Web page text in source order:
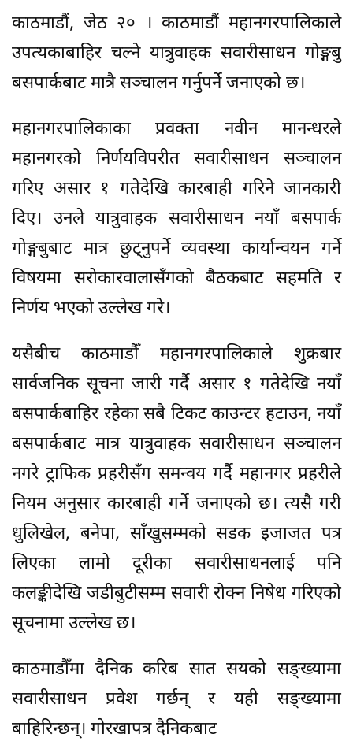
काठमाडौं, जेठ २० । काठमाडौं महानगरपालिकाले
उपत्यकाबाहिर चल्ने यात्रुवाहक सवारीसाधन गोङ्गबु
बसपार्कबाट मात्रै सञ्चालन गर्नुपर्ने जनाएको छ।
महानगरपालिकाका प्रवक्ता नवीन मानन्धरले
महानगरको निर्णयविपरीत सवारीसाधन सञ्चालन
गरिए असार १ गतेदेखि कारबाही गरिने जानकारी
दिए। उनले यात्रुवाहक सवारीसाधन नयाँ बसपार्क
गोङ्गबुबाट मात्र छुट्नुपर्ने व्यवस्था कार्यान्वयन गर्ने
विषयमा सरोकारवालासँगको बैठकबाट सहमति र
निर्णय भएको उल्लेख गरे।
यसैबीच काठमाडौँ महानगरपालिकाले शुक्रबार
सार्वजनिक सूचना जारी गर्दै असार १ गतेदेखि नयाँ
बसपार्कबाहिर रहेका सबै टिकट काउन्टर हटाउन, नयाँ
बसपार्कबाट मात्र यात्रुवाहक सवारीसाधन सञ्चालन
नगरे ट्राफिक प्रहरीसँग समन्वय गर्दै महानगर प्रहरीले
नियम अनुसार कारबाही गर्ने जनाएको छ। त्यसै गरी
धुलिखेल, बनेपा, साँखुसम्मको सडक इजाजत पत्र
लिएका लामो दूरीका सवारीसाधनलाई पनि
कलङ्कीदेखि जडीबुटीसम्म सवारी रोक्न निषेध गरिएको
सूचनामा उल्लेख छ।
काठमाडौँमा दैनिक करिब सात सयको सङ्ख्यामा
सवारीसाधन प्रवेश गर्छन् र यही सङ्ख्यामा
बाहिरिन्छन्। गोरखापत्र दैनिकबाट